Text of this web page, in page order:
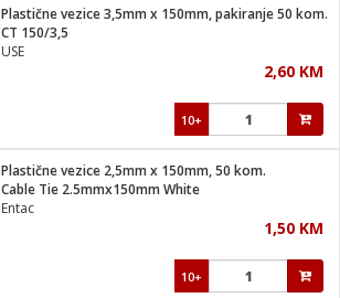
Plastične vezice 3,5mm x 150mm, pakiranje 50 kom.
CT 150/3,5
USE
2,60 KM
10+
Plastične vezice 2,5mm x 150mm, 50 kom.
Cable Tie 2.5mmx150mm White
Entac
1,50 KM
10+